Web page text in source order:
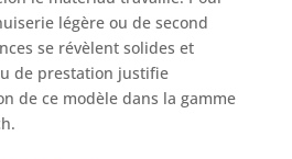
légère ou de second
se révèlent solides et
de prestation justifie
de ce modèle dans la gamme